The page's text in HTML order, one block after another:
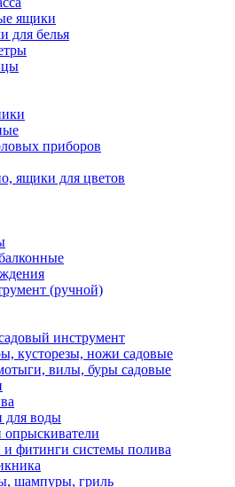
ящики
для белья
приборов
ящики для цветов
(ручной)
инструмент
кусторезы, ножи садовые
вилы, буры садовые
для воды
фитинги системы полива
шампуры, гриль